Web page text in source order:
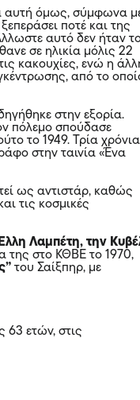
αυτή όμως, σύμφωνα
ποτέ και της
αυτό δεν ήταν
σε ηλικία μόλις 22
κακουχίες, ενώ η
από το
στην εξορία.
πόλεμο σπούδασε
το 1949. Τρία χρόνια
στην ταινία «Ένα
ως αντιστάρ, καθώς
τις κοσμικές
Λαμπέτη, την
της στο ΚΘΒΕ το 1970,
του Σαίξπηρ, με
63 ετών, στις